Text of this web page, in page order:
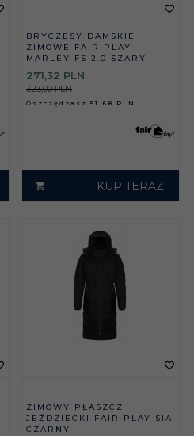
BRYCZESY DAMSKIE
ZIMOWE FAIR PLAY
MARLEY FS 2.0 SZARY
271,32 PLN
323,00 PLN
Oszczędzasz 51.68 PLN
KUP TERAZ!
ZIMOWY PŁASZCZ
JEŹDZIECKI FAIR PLAY SIA
CZARNY